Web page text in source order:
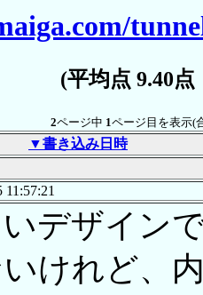
(平均点 9.40
2ページ中 1ページ目を表示(
▼書き込み日時
11:57:21
デザイン
けれど、